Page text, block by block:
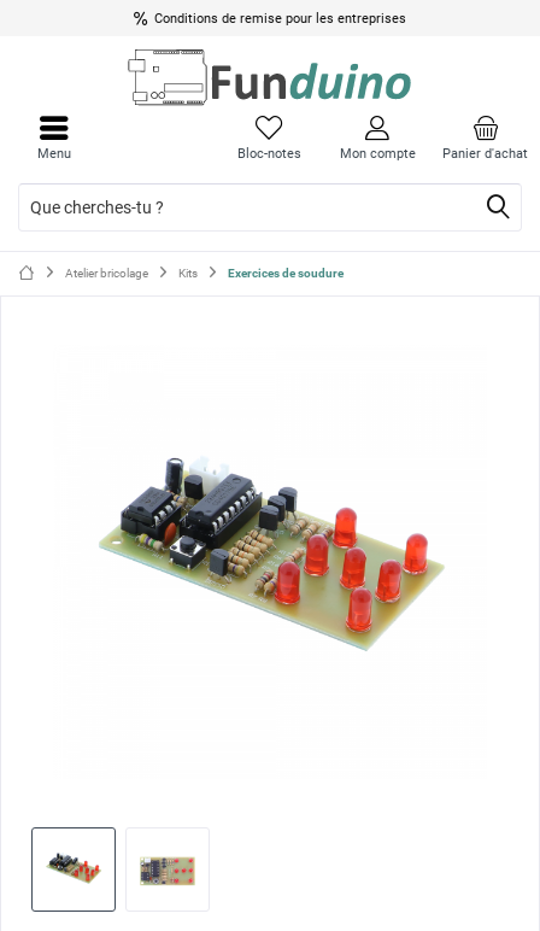
Conditions de remise pour les entreprises
Panier d'achat
Bloc-notes Mon compte
Menu
Atelier bricolage Kits Exercices de soudure
le
menu
le
menu